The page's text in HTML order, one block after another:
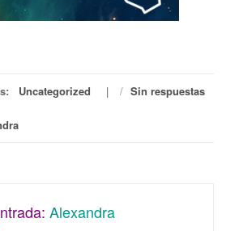
Uncategorized / Sin respuestas
Alexandra